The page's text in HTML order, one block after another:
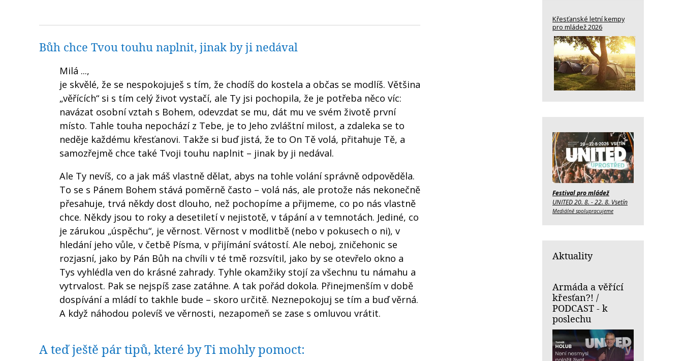
Bůh chce Tvou touhu naplnit, jinak by ji nedával
Milá ...,
je skvělé, že se nespokojuješ s tím, že chodíš do kostela a občas se modlíš. Většina
„věřících“ si s tím celý život vystačí, ale Ty jsi pochopila, že je potřeba něco víc:
navázat osobní vztah s Bohem, odevzdat se mu, dát mu ve svém životě první
místo. Tahle touha nepochází z Tebe, je to Jeho zvláštní milost, a zdaleka se to
neděje každému křesťanovi. Takže si buď jistá, že to On Tě volá, přitahuje Tě, a
samozřejmě chce také Tvoji touhu naplnit – jinak by ji nedával.
Ale Ty nevíš, co a jak máš vlastně dělat, abys na tohle volání správně odpověděla.
To se s Pánem Bohem stává poměrně často – volá nás, ale protože nás nekonečně
přesahuje, trvá někdy dost dlouho, než pochopíme a přijmeme, co po nás vlastně
chce. Někdy jsou to roky a desetiletí v nejistotě, v tápání a v temnotách. Jediné, co
je zárukou „úspěchu“, je věrnost. Věrnost v modlitbě (nebo v pokusech o ni), v
hledání jeho vůle, v četbě Písma, v přijímání svátostí. Ale neboj, zničehonic se
rozjasní, jako by Pán Bůh na chvíli v té tmě rozsvítil, jako by se otevřelo okno a
Tys vyhlédla ven do krásné zahrady. Tyhle okamžiky stojí za všechnu tu námahu a
vytrvalost. Pak se nejspíš zase zatáhne. A tak pořád dokola. Přinejmenším v době
dospívání a mládí to takhle bude – skoro určitě. Neznepokojuj se tím a buď věrná.
A když náhodou polevíš ve věrnosti, nezapomeň se zase s omluvou vrátit.
A teď ještě pár tipů, které by Ti mohly pomoct:
Křesťanské letní kempy
pro mládež 2026
Festival pro mládež
UNITED 20. 8. - 22. 8. Vsetín
Mediálně spolupracujeme
Aktuality
Armáda a věřící
křesťan?! /
PODCAST - k
poslechu